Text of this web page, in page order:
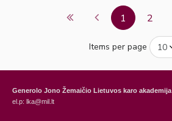
1 2
Items per page
Generolo Jono Žemaičio Lietuvos karo akademija
el.p: lka@mil.lt